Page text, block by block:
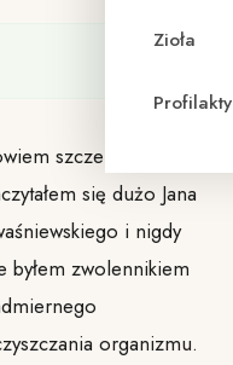
Zioła
szczerze,
się dużo Jana
i nigdy
byłem zwolennikiem
organizmu.